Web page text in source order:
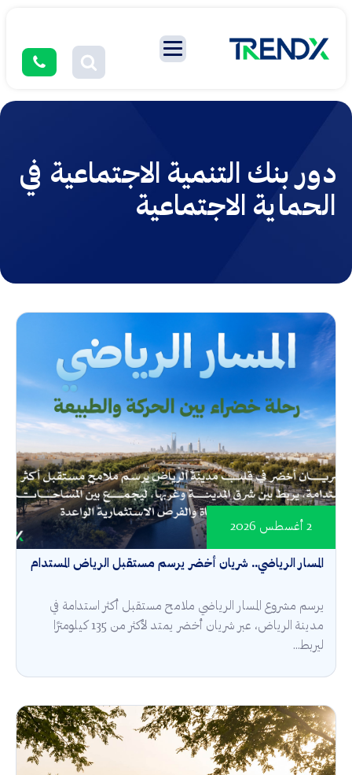
دور بنك التنمية الاجتماعية في
الحماية الاجتماعية
المسار الرياضي.. شريان أخضر يرسم مستقبل الرياض المستدام
2 أغسطس 2026
يرسم مشروع المسار الرياضي ملامح مستقبل أكثر استدامة في
مدينة الرياض، عبر شريان أخضر يمتد لأكثر من 135 كيلومترًا
ليربط...